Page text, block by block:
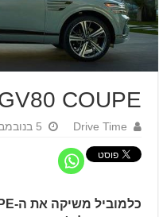
GV80 COUPE – השקה בישראל
Drive Time 5 בנובמבר 2024